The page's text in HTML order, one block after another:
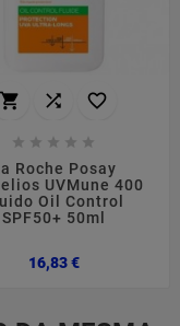
  
    
Roche Posay
UVMune 400
Oil Control
SPF50+ 50ml
16,83 €Preço